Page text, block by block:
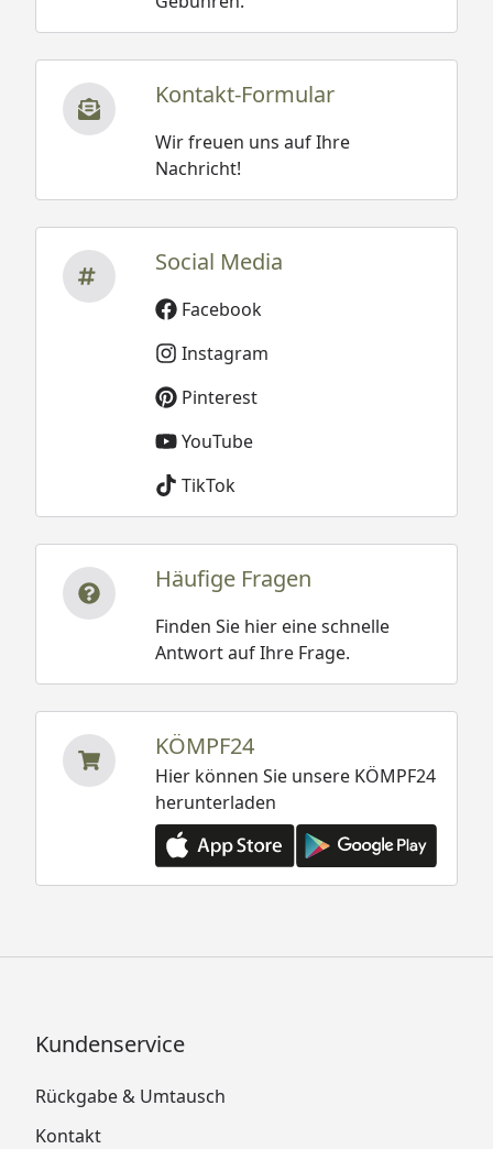
Kontakt-Formular
Wir freuen uns auf Ihre
Nachricht!
Social Media
Facebook
Instagram
Pinterest
YouTube
TikTok
Häufige Fragen
Finden Sie hier eine schnelle
Antwort auf Ihre Frage.
KÖMPF24
Hier können Sie unsere KÖMPF24
herunterladen
Kundenservice
Rückgabe & Umtausch
Kontakt